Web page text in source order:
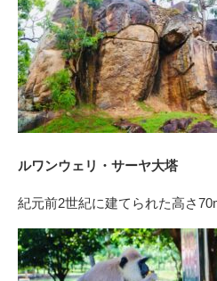
ルワンウェリ・サーヤ大塔
紀元前2世紀に建てられた高さ